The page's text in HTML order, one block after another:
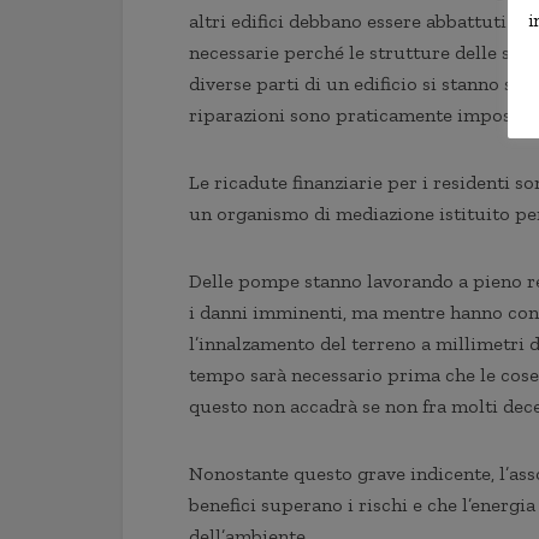
altri edifici debbano essere abbattuti
necessarie perché le strutture delle
diverse parti di un edificio si stanno
riparazioni sono praticamente
Le ricadute finanziarie per i residenti
un organismo di mediazione istituito
Delle pompe stanno lavorando a pieno
i danni imminenti, ma mentre hanno
l’innalzamento del terreno a millimetri
tempo sarà necessario prima che le
questo non accadrà se non fra molti
Nonostante questo grave indicente,
benefici superano i rischi e che